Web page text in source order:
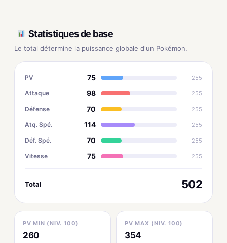
Statistiques de base
Le total détermine la puissance globale d'un Pokémon.
PV 75 255
Attaque 98 255
Défense 70 255
Atq. Spé. 114 255
Déf. Spé. 70 255
Vitesse 75 255
Total 502
PV MIN (NIV. 100)
260
PV MAX (NIV. 100)
354